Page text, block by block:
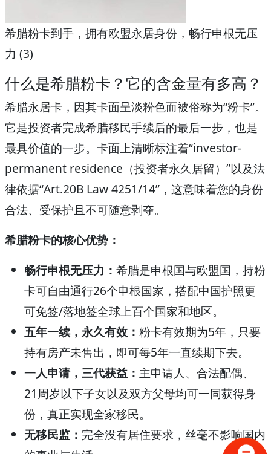
希腊粉卡到手，拥有欧盟永居身份，畅行申根无压
力 (3)
什么是希腊粉卡？它的含金量有多高？
希腊永居卡，因其卡面呈淡粉色而被俗称为“粉卡”。
它是投资者完成希腊移民手续后的最后一步，也是
最具价值的一步。卡面上清晰标注着“investor-
permanent residence（投资者永久居留）”以及法
律依据“Art.20B Law 4251/14”，这意味着您的身份
合法、受保护且不可随意剥夺。
希腊粉卡的核心优势：
畅行申根无压力： 希腊是申根国与欧盟国，持粉
卡可自由通行26个申根国家，搭配中国护照更
可免签/落地签全球上百个国家和地区。
五年一续，永久有效： 粉卡有效期为5年，只要
持有房产未售出，即可每5年一直续期下去。
一人申请，三代获益： 主申请人、合法配偶、
21周岁以下子女以及双方父母均可一同获得身
份，真正实现全家移民。
无移民监： 完全没有居住要求，丝毫不影响国内